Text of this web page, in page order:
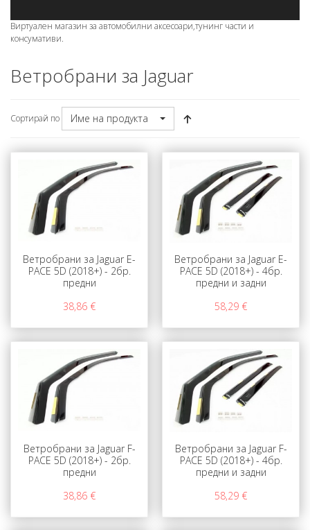
Виртуален магазин за автомобилни аксесоари,тунинг части и
консумативи.
Ветробрани за Jaguar
Сортирай по Име на продукта
Ветробрани за Jaguar E-
PACE 5D (2018+) - 2бр.
предни
38,86 €
Ветробрани за Jaguar E-
PACE 5D (2018+) - 4бр.
предни и задни
58,29 €
Ветробрани за Jaguar F-
PACE 5D (2018+) - 2бр.
предни
38,86 €
Ветробрани за Jaguar F-
PACE 5D (2018+) - 4бр.
предни и задни
58,29 €